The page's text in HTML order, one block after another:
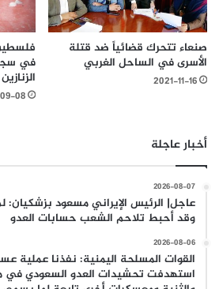
صنعاء تتحرك قضائياً ضد قتلة
الأسرى في الساحل الغربي
2021-11-16
في
08
أخبار عاجلة
2026-08-07
عاجل| الرئيس الإيراني مسعود بزشكيان:
وقد أحبط تلاحم الشعب حسابات العدو
2026-08-06
القوات المسلحة اليمنية: نفذنا عملية
استهدفت تحشيدات العدو السعودي في